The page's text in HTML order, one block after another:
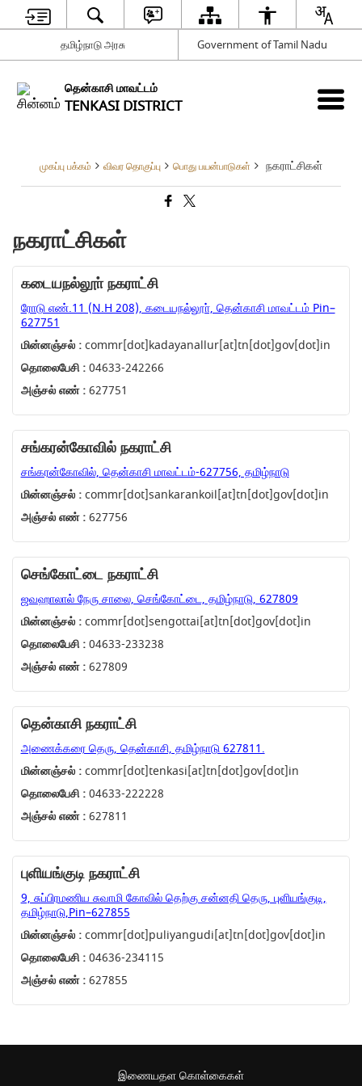
தமிழ்நாடு அரசு Government of Tamil Nadu
தென்காசி மாவட்டம்
TENKASI DISTRICT
முகப்பு பக்கம் விவர தொகுப்பு பொது பயன்பாடுகள் நகராட்சிகள்
நகராட்சிகள்
கடையநல்லூா் நகராட்சி
ரோடு எண்.11 (N.H 208), கடையநல்லூா், தென்காசி மாவட்டம் Pin–
627751
மின்னஞ்சல் :commr[dot]kadayanallur[at]tn[dot]gov[dot]in
தொலைபேசி :04633-242266
அஞ்சல் எண் :627751
சங்கரன்கோவில் நகராட்சி
சங்கரன்கோவில், தென்காசி மாவட்டம்-627756, தமிழ்நாடு
மின்னஞ்சல் :commr[dot]sankarankoil[at]tn[dot]gov[dot]in
அஞ்சல் எண் :627756
செங்கோட்டை நகராட்சி
ஜவஹாலால் நேரு சாலை, செங்கோட்டை, தமிழ்நாடு, 627809
மின்னஞ்சல் :commr[dot]sengottai[at]tn[dot]gov[dot]in
தொலைபேசி :04633-233238
அஞ்சல் எண் :627809
தென்காசி நகராட்சி
அணைக்கரை தெரு, தென்காசி, தமிழ்நாடு 627811.
மின்னஞ்சல் :commr[dot]tenkasi[at]tn[dot]gov[dot]in
தொலைபேசி :04633-222228
அஞ்சல் எண் :627811
புளியங்குடி நகராட்சி
9, சுப்பிரமணிய சுவாமி கோவில் தெற்கு சன்னதி தெரு, புளியங்குடி,
தமிழ்நாடு,Pin–627855
மின்னஞ்சல் :commr[dot]puliyangudi[at]tn[dot]gov[dot]in
தொலைபேசி :04636-234115
அஞ்சல் எண் :627855
இணையதள கொள்கைகள்